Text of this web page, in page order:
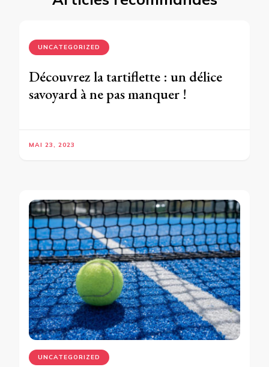
UNCATEGORIZED
Découvrez la tartiflette : un délice
savoyard à ne pas manquer !
MAI 23, 2023
UNCATEGORIZED